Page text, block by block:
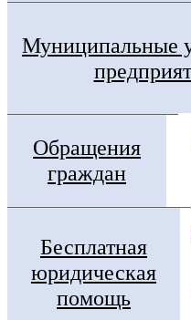
Муниципальные
Обращения
граждан
Бесплатная
юридическая
помощь